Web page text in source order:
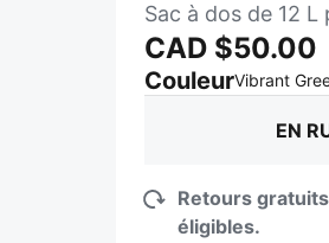
Sac à dos de 12
CAD $50.00
CouleurVibrant
EN
Retours
éligibles.